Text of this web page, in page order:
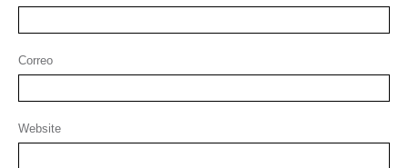
Correo
Website